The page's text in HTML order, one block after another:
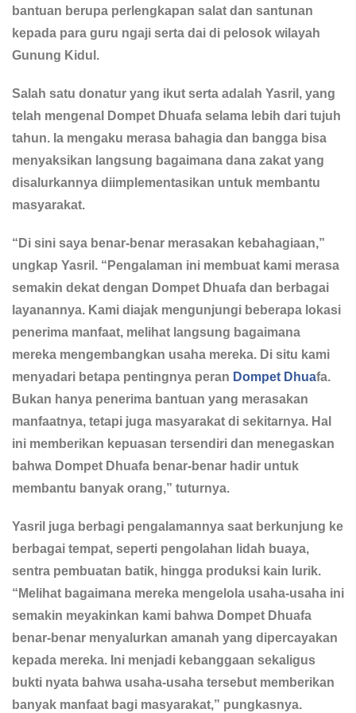
bantuan berupa perlengkapan salat dan santunan
kepada para guru ngaji serta dai di pelosok wilayah
Gunung Kidul.
Salah satu donatur yang ikut serta adalah Yasril, yang
telah mengenal Dompet Dhuafa selama lebih dari tujuh
tahun. Ia mengaku merasa bahagia dan bangga bisa
menyaksikan langsung bagaimana dana zakat yang
disalurkannya diimplementasikan untuk membantu
masyarakat.
“Di sini saya benar-benar merasakan kebahagiaan,”
ungkap Yasril. “Pengalaman ini membuat kami merasa
semakin dekat dengan Dompet Dhuafa dan berbagai
layanannya. Kami diajak mengunjungi beberapa lokasi
penerima manfaat, melihat langsung bagaimana
mereka mengembangkan usaha mereka. Di situ kami
menyadari betapa pentingnya peran Dompet Dhuafa.
Bukan hanya penerima bantuan yang merasakan
manfaatnya, tetapi juga masyarakat di sekitarnya. Hal
ini memberikan kepuasan tersendiri dan menegaskan
bahwa Dompet Dhuafa benar-benar hadir untuk
membantu banyak orang,” tuturnya.
Yasril juga berbagi pengalamannya saat berkunjung ke
berbagai tempat, seperti pengolahan lidah buaya,
sentra pembuatan batik, hingga produksi kain lurik.
“Melihat bagaimana mereka mengelola usaha-usaha ini
semakin meyakinkan kami bahwa Dompet Dhuafa
benar-benar menyalurkan amanah yang dipercayakan
kepada mereka. Ini menjadi kebanggaan sekaligus
bukti nyata bahwa usaha-usaha tersebut memberikan
banyak manfaat bagi masyarakat,” pungkasnya.